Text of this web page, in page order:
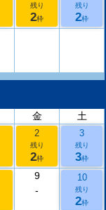
残り
2枠
残り
2枠
金 土
2
残り
2枠
3
残り
3枠
9
-
10
残り
2枠